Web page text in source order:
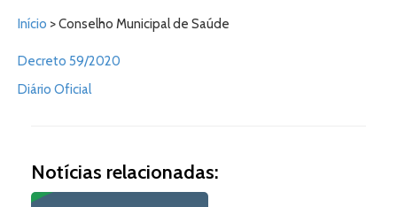
Início > Conselho Municipal de Saúde
Decreto 59/2020
Diário Oficial
Notícias relacionadas: